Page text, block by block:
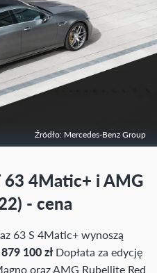
Źródło: Mercedes-Benz Group
63 4Matic+ i AMG
- cena
63 S 4Matic+ wynoszą
879 100 złDopłata za edycję
oraz AMG Rubellite Red